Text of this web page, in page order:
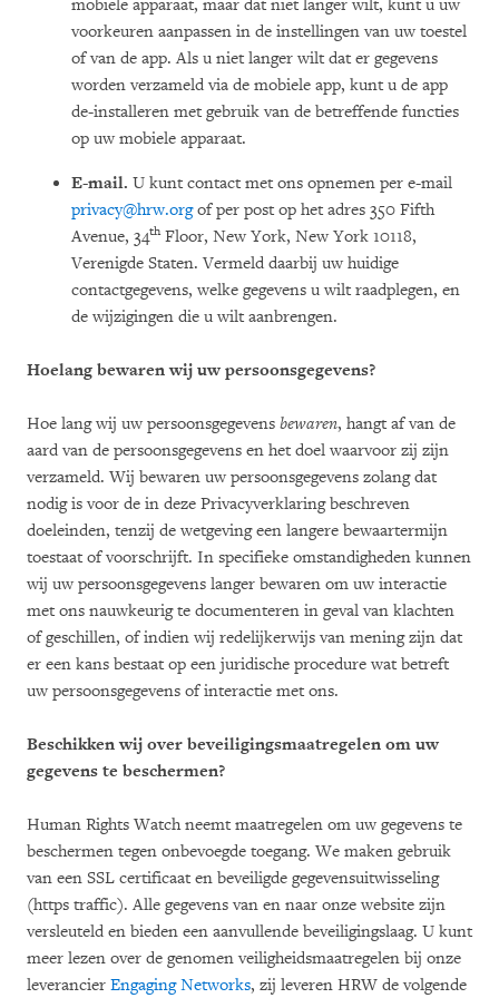
mobiele apparaat, maar dat niet langer wilt, kunt u uw
voorkeuren aanpassen in de instellingen van uw toestel
of van de app. Als u niet langer wilt dat er gegevens
worden verzameld via de mobiele app, kunt u de app
de-installeren met gebruik van de betreffende functies
op uw mobiele apparaat.
E-mail. U kunt contact met ons opnemen per e-mail
privacy@hrw.orgof per post op het adres 350 Fifth
Avenue, 34thFloor, New York, New York 10118,
Verenigde Staten. Vermeld daarbij uw huidige
contactgegevens, welke gegevens u wilt raadplegen, en
de wijzigingen die u wilt aanbrengen.
Hoelang bewaren wij uw persoonsgegevens?
Hoe lang wij uw persoonsgegevens bewaren, hangt af van de
aard van de persoonsgegevens en het doel waarvoor zij zijn
verzameld. Wij bewaren uw persoonsgegevens zolang dat
nodig is voor de in deze Privacyverklaring beschreven
doeleinden, tenzij de wetgeving een langere bewaartermijn
toestaat of voorschrijft. In specifieke omstandigheden kunnen
wij uw persoonsgegevens langer bewaren om uw interactie
met ons nauwkeurig te documenteren in geval van klachten
of geschillen, of indien wij redelijkerwijs van mening zijn dat
er een kans bestaat op een juridische procedure wat betreft
uw persoonsgegevens of interactie met ons.
Beschikken wij over beveiligingsmaatregelen om uw
gegevens te beschermen?
Human Rights Watch neemt maatregelen om uw gegevens te
beschermen tegen onbevoegde toegang. We maken gebruik
van een SSL certificaat en beveiligde gegevensuitwisseling
(https traffic). Alle gegevens van en naar onze website zijn
versleuteld en bieden een aanvullende beveiligingslaag. U kunt
meer lezen over de genomen veiligheidsmaatregelen bij onze
leverancier Engaging Networks, zij leveren HRW de volgende